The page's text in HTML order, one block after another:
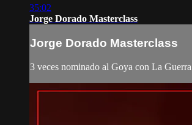
35:02
Jorge Dorado Masterclass
Jorge Dorado Masterclass
3 veces nominado al Goya con La